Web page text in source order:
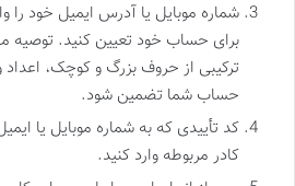
شماره موبایل یا آدرس ایمیل خود را
برای حساب خود تعیین کنید. توصیه
ترکیبی از حروف بزرگ و کوچک، اعداد
حساب شما تضمین شود.
کد تأییدی که به شماره موبایل یا
کادر مربوطه وارد کنید.